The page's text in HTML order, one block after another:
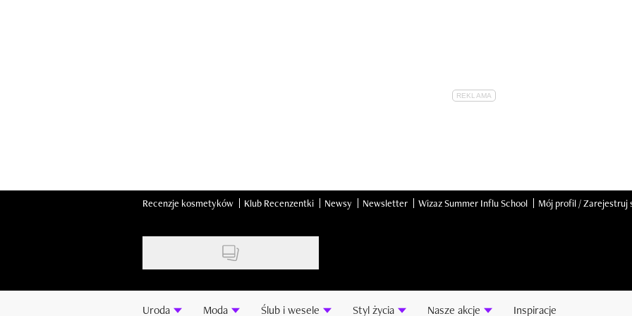
Recenzje kosmetyków Klub Recenzentki Newsy Newsletter Wizaz Summer Influ School Mój profil / Zarejestruj
Uroda Moda Ślub i wesele Styl życia Nasze akcje Inspiracje